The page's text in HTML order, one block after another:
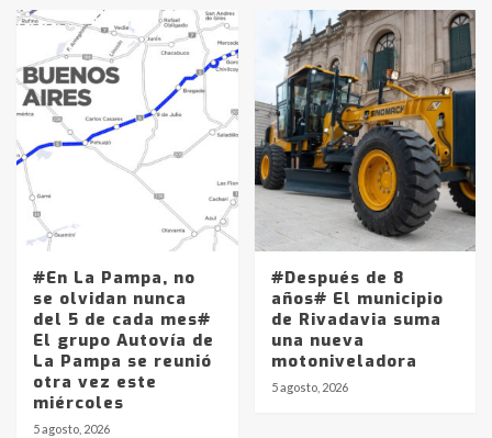
#En La Pampa, no
se olvidan nunca
del 5 de cada mes#
El grupo Autovía de
La Pampa se reunió
otra vez este
miércoles
5 agosto, 2026
#Después de 8
años# El municipio
de Rivadavia suma
una nueva
motoniveladora
5 agosto, 2026